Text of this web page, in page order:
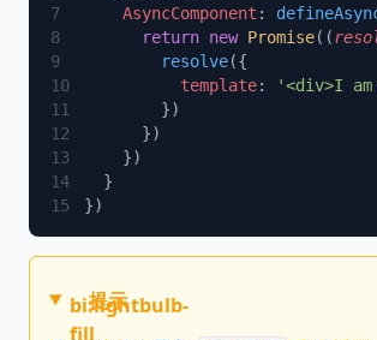
    AsyncComponent
:
      return
new Promise((
        resolve
          template
:
bi:lightbulb-
fill
提示